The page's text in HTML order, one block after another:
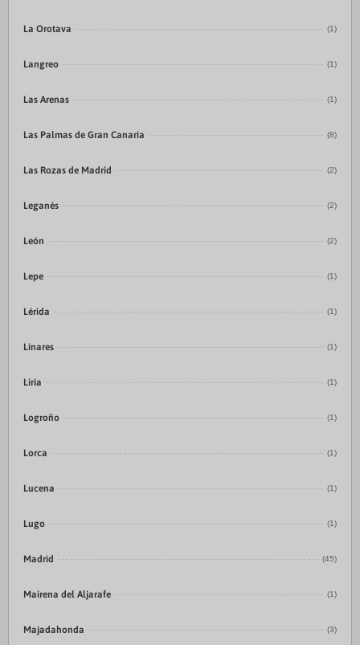
La Orotava (1)
Langreo (1)
Las Arenas (1)
Las Palmas de Gran Canaria (8)
Las Rozas de Madrid (2)
Leganés (2)
León (2)
Lepe (1)
Lérida (1)
Linares (1)
Líria (1)
Logroño (1)
Lorca (1)
Lucena (1)
Lugo (1)
Madrid (45)
Mairena del Aljarafe (1)
Majadahonda (3)